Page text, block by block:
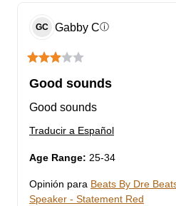
GC Gabby Cⓘ
Good sounds
Good sounds
Traducir a Español
Age Range: 25-34
Opinión para Beats By Dre
Speaker - Statement Red